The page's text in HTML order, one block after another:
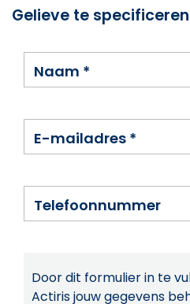
Gelieve te specificeren
Naam *
E-mailadres *
Telefoonnummer
Door dit formulier in te
Actiris jouw gegevens